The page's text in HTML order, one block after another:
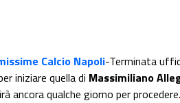
Calcio Napoli-Terminata
iniziare quella di Massimiliano
ancora qualche giorno per procedere.